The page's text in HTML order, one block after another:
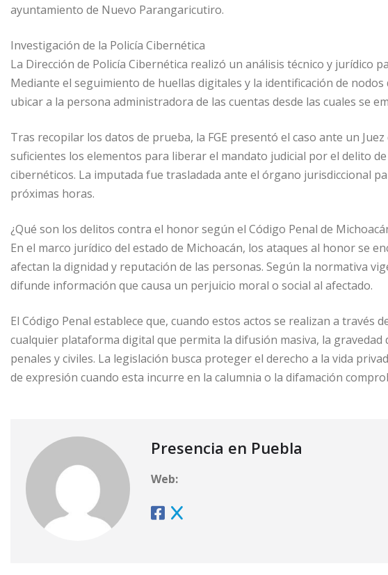
ayuntamiento de Nuevo Parangaricutiro.
Investigación de la Policía Cibernética
La Dirección de Policía Cibernética realizó un análisis técnico y jurídico
Mediante el seguimiento de huellas digitales y la identificación de
ubicar a la persona administradora de las cuentas desde las cuales se
Tras recopilar los datos de prueba, la FGE presentó el caso ante un
suficientes los elementos para liberar el mandato judicial por el delito
cibernéticos. La imputada fue trasladada ante el órgano jurisdiccional
próximas horas.
¿Qué son los delitos contra el honor según el Código Penal de
En el marco jurídico del estado de Michoacán, los ataques al honor se
afectan la dignidad y reputación de las personas. Según la normativa
difunde información que causa un perjuicio moral o social al afectado.
El Código Penal establece que, cuando estos actos se realizan a través
cualquier plataforma digital que permita la difusión masiva, la gravedad
penales y civiles. La legislación busca proteger el derecho a la vida
de expresión cuando esta incurre en la calumnia o la difamación
Presencia en Puebla
Web: